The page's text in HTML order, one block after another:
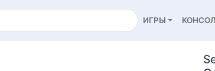
ИГРЫ